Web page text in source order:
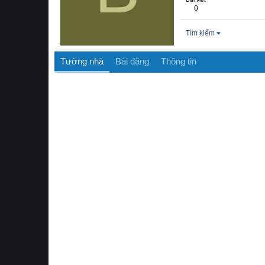
0
Tìm kiếm
Tường nhà Bài đăng Thông tin